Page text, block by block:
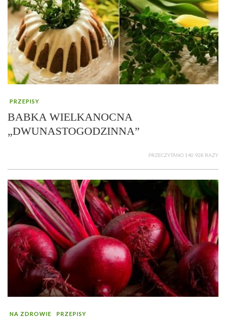
PRZEPISY
BABKA WIELKANOCNA
„DWUNASTOGODZINNA”
PRZECZYTANO 140 928 RAZY
NA ZDROWIE PRZEPISY